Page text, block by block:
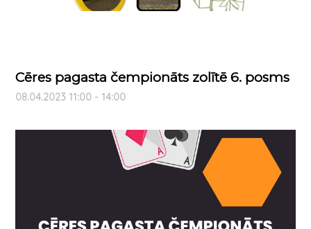
Cēres pagasta čempionāts zolītē 6. posms
08.04.2023 11:00 - 14:00